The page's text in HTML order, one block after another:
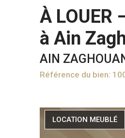
À LOUER
à Ain
AIN
Référence du bien:
LOCATION MEUBLÉ